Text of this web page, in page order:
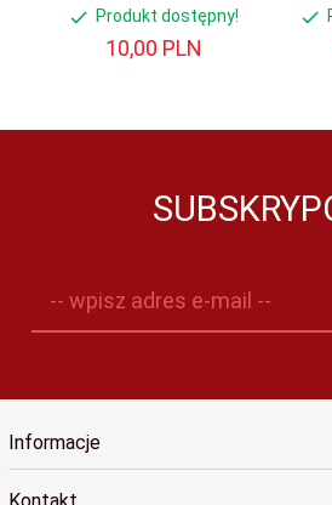
Produkt dostępny!
10,00 PLN
-- wpisz adres e-mail --
Informacje